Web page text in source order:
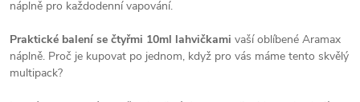
náplně pro každodenní vapování.
Praktické balení se čtyřmi 10ml lahvičkami vaší oblíbené Aramax
náplně. Proč je kupovat po jednom, když pro vás máme tento skvělý
multipack?